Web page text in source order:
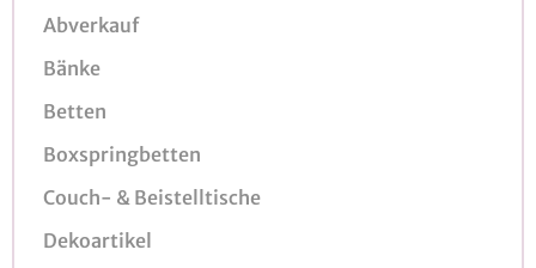
Abverkauf
Bänke
Betten
Boxspringbetten
Couch- & Beistelltische
Dekoartikel